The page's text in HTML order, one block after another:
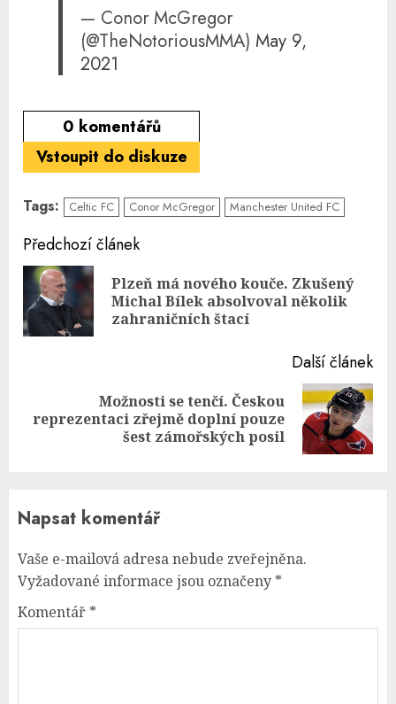
— Conor McGregor
(@TheNotoriousMMA)May 9,
2021
0 komentářů
Vstoupit do diskuze
Tags: Celtic FC Conor McGregor Manchester United FC
Continue
Reading
Předchozí článek
Plzeň má nového kouče. Zkušený
Michal Bílek absolvoval několik
zahraničních štací
Další článek
Next
Možnosti se tenčí. Českou
reprezentaci zřejmě doplní pouze
šest zámořských posil
Napsat komentář
Vaše e-mailová adresa nebude zveřejněna.
Vyžadované informace jsou označeny *
Komentář *